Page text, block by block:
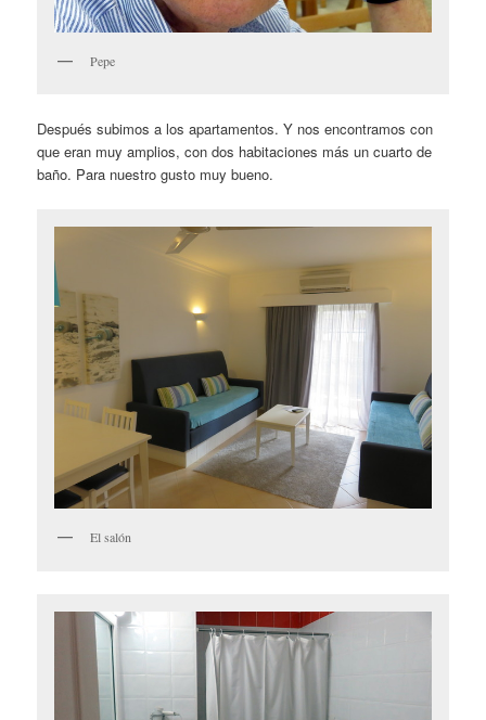
Pepe
Después subimos a los apartamentos. Y nos encontramos con
que eran muy amplios, con dos habitaciones más un cuarto de
baño. Para nuestro gusto muy bueno.
El salón